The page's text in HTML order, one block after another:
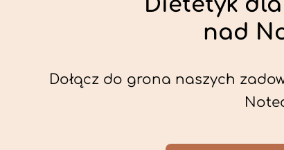
nad
Dołącz do grona naszych